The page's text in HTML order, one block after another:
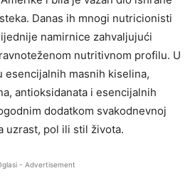
Danas ih mnogi nutricionisti
namirnice zahvaljujući
nutritivnom profilu. U
esencijalnih masnih kiselina,
antioksidanata i esencijalnih
dodatkom svakodnevnoj
uzrast, pol ili stil života.
- Advertisement